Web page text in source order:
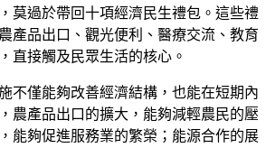
莫過於帶回十項經濟民生禮包。這些禮
產品出口、觀光便利、醫療交流、教育
直接觸及民眾生活的核心。
不僅能夠改善經濟結構，也能在短期內
農產品出口的擴大，能夠減輕農民的壓
能夠促進服務業的繁榮；能源合作的展